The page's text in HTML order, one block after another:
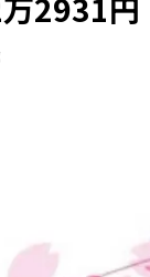
2931円